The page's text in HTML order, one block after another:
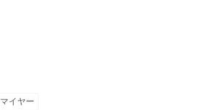
マイヤー